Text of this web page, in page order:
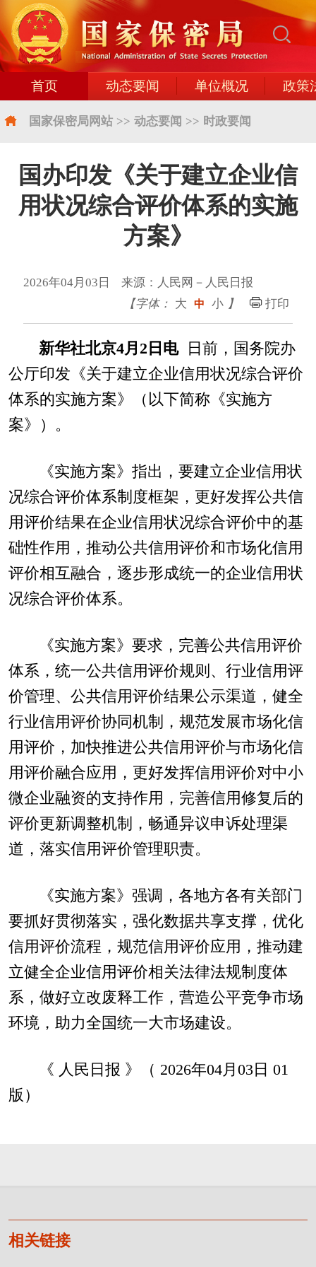
首页 动态要闻 单位概况 政策
国家保密局网站 >> 动态要闻 >> 时政要闻
国办印发《关于建立企业信
用状况综合评价体系的实施
方案》
2026年04月03日 来源：人民网－人民日报
【字体： 大 中 小 】 打印
新华社北京4月2日电日前，国务院办
公厅印发《关于建立企业信用状况综合评价
体系的实施方案》（以下简称《实施方
案》）。
《实施方案》指出，要建立企业信用状
况综合评价体系制度框架，更好发挥公共信
用评价结果在企业信用状况综合评价中的基
础性作用，推动公共信用评价和市场化信用
评价相互融合，逐步形成统一的企业信用状
况综合评价体系。
《实施方案》要求，完善公共信用评价
体系，统一公共信用评价规则、行业信用评
价管理、公共信用评价结果公示渠道，健全
行业信用评价协同机制，规范发展市场化信
用评价，加快推进公共信用评价与市场化信
用评价融合应用，更好发挥信用评价对中小
微企业融资的支持作用，完善信用修复后的
评价更新调整机制，畅通异议申诉处理渠
道，落实信用评价管理职责。
《实施方案》强调，各地方各有关部门
要抓好贯彻落实，强化数据共享支撑，优化
信用评价流程，规范信用评价应用，推动建
立健全企业信用评价相关法律法规制度体
系，做好立改废释工作，营造公平竞争市场
环境，助力全国统一大市场建设。
《 人民日报 》（ 2026年04月03日 01
版）
相关链接